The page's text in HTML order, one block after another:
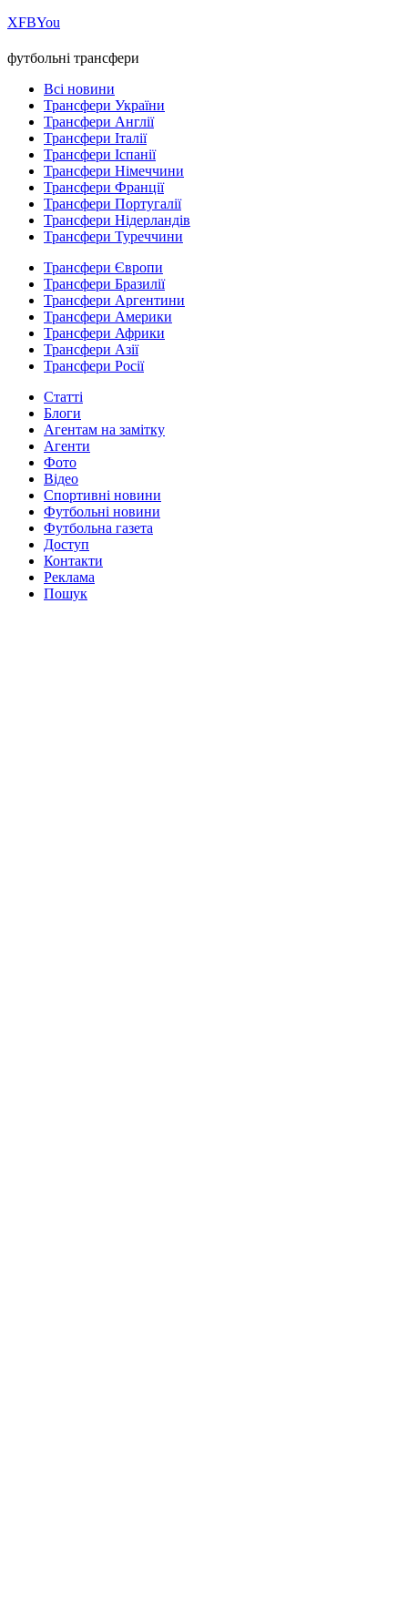
ХFBYou
футбольні трансфери
Всі новини
Трансфери України
Трансфери Англії
Трансфери Італії
Трансфери Іспанії
Трансфери Німеччини
Трансфери Франції
Трансфери Португалії
Трансфери Нідерландів
Трансфери Туреччини
Трансфери Європи
Трансфери Бразилії
Трансфери Аргентини
Трансфери Америки
Трансфери Африки
Трансфери Азії
Трансфери Росії
Статті
Блоги
Агентам на замітку
Агенти
Фото
Відео
Спортивні новини
Футбольні новини
Футбольна газета
Доступ
Контакти
Реклама
Пошук